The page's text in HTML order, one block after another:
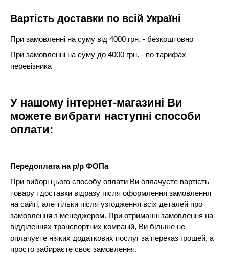
Вартість доставки по всій Україні
При замовленні на суму від 4000 грн. - безкоштовно
При замовленні на суму до 4000 грн. - по тарифах
перевізника
У нашому інтернет-магазині Ви
можете вибрати наступні способи
оплати:
Передоплата на р/р ФОПа
При виборі цього способу оплати Ви оплачуєте вартість
товару і доставки відразу після оформлення замовлення
на сайті, але тільки після узгодження всіх деталей про
замовлення з менеджером. При отриманні замовлення на
відділеннях транспортних компаній, Ви більше не
оплачуєте ніяких додаткових послуг за переказ грошей, а
просто забираєте своє замовлення.